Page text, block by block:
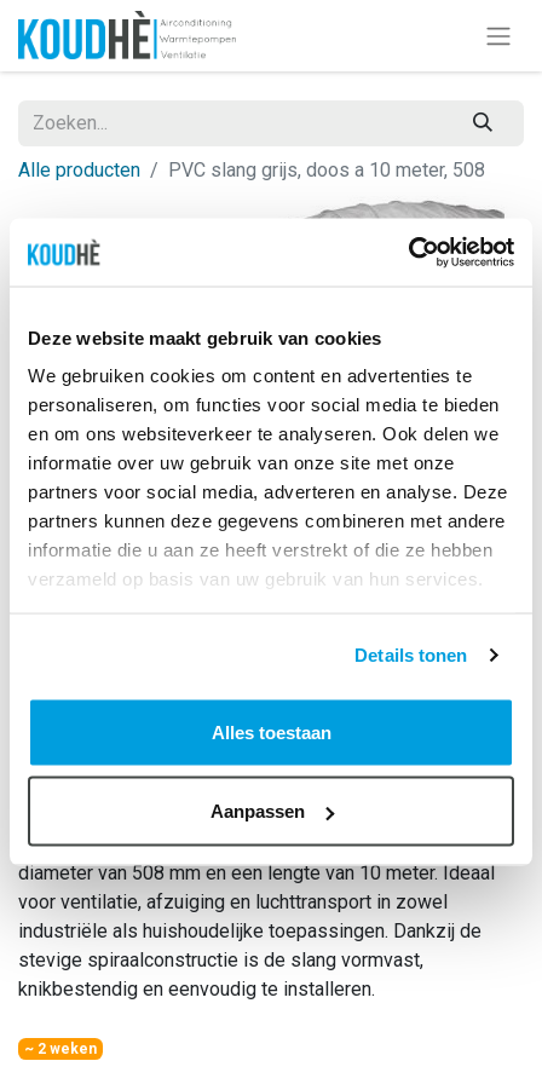
Deze website maakt gebruik van cookies
We gebruiken cookies om content en advertenties te
personaliseren, om functies voor social media te bieden
en om ons websiteverkeer te analyseren. Ook delen we
informatie over uw gebruik van onze site met onze
partners voor social media, adverteren en analyse. Deze
partners kunnen deze gegevens combineren met andere
informatie die u aan ze heeft verstrekt of die ze hebben
verzameld op basis van uw gebruik van hun services.
Details tonen
Alles toestaan
Aanpassen
Alle producten PVC slang grijs, doos a 10 meter, 508
PVC slang grijs, doos a 10
meter, 508
87109508
Flexibele en duurzame PVC ventilatieslang met een
diameter van 508 mm en een lengte van 10 meter. Ideaal
voor ventilatie, afzuiging en luchttransport in zowel
industriële als huishoudelijke toepassingen. Dankzij de
stevige spiraalconstructie is de slang vormvast,
knikbestendig en eenvoudig te installeren.
~ 2 weken